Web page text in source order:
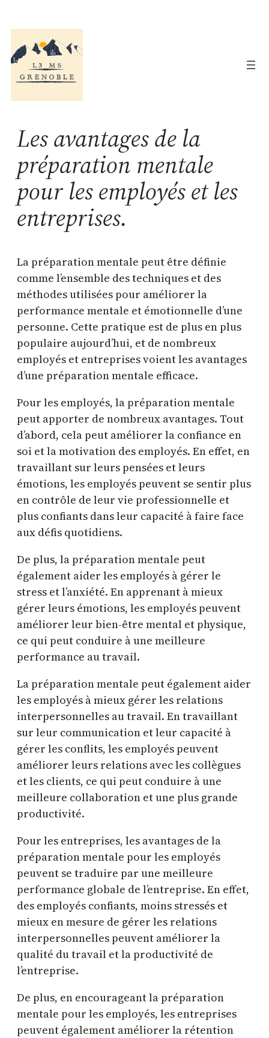
au
contenu
Les avantages de la
préparation mentale
pour les employés et les
entreprises.
La préparation mentale peut être définie
comme l’ensemble des techniques et des
méthodes utilisées pour améliorer la
performance mentale et émotionnelle d’une
personne. Cette pratique est de plus en plus
populaire aujourd’hui, et de nombreux
employés et entreprises voient les avantages
d’une préparation mentale efficace.
Pour les employés, la préparation mentale
peut apporter de nombreux avantages. Tout
d’abord, cela peut améliorer la confiance en
soi et la motivation des employés. En effet, en
travaillant sur leurs pensées et leurs
émotions, les employés peuvent se sentir plus
en contrôle de leur vie professionnelle et
plus confiants dans leur capacité à faire face
aux défis quotidiens.
De plus, la préparation mentale peut
également aider les employés à gérer le
stress et l’anxiété. En apprenant à mieux
gérer leurs émotions, les employés peuvent
améliorer leur bien-être mental et physique,
ce qui peut conduire à une meilleure
performance au travail.
La préparation mentale peut également aider
les employés à mieux gérer les relations
interpersonnelles au travail. En travaillant
sur leur communication et leur capacité à
gérer les conflits, les employés peuvent
améliorer leurs relations avec les collègues
et les clients, ce qui peut conduire à une
meilleure collaboration et une plus grande
productivité.
Pour les entreprises, les avantages de la
préparation mentale pour les employés
peuvent se traduire par une meilleure
performance globale de l’entreprise. En effet,
des employés confiants, moins stressés et
mieux en mesure de gérer les relations
interpersonnelles peuvent améliorer la
qualité du travail et la productivité de
l’entreprise.
De plus, en encourageant la préparation
mentale pour les employés, les entreprises
peuvent également améliorer la rétention